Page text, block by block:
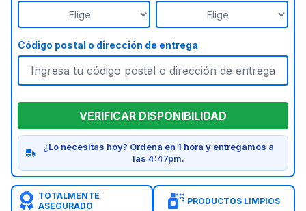
Código postal o dirección de entrega
VERIFICAR DISPONIBILIDAD
¿Lo necesitas hoy? Ordena en 1 hora y entregamos a
las 4:47pm.
TOTALMENTE
ASEGURADO
PRODUCTOS LIMPIOS